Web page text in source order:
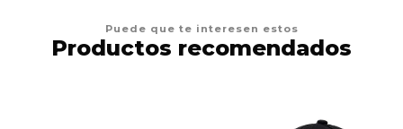
Puede que te interesen estos
Productos recomendados